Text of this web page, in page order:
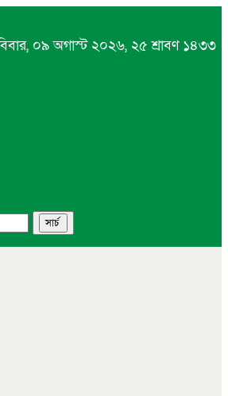
০৯ অগাস্ট ২০২৬, ২৫ শ্রাবণ ১৪৩৩